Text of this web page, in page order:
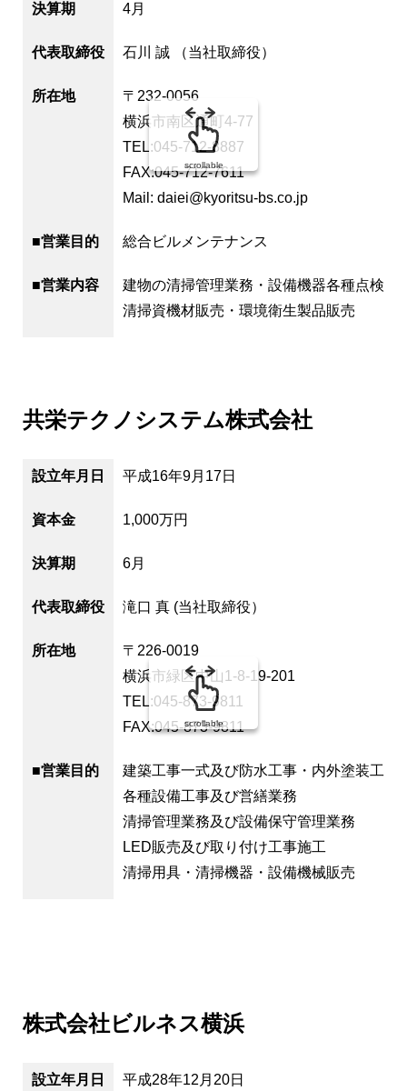
決算期 4月
代表取締役 石川 誠 （当社取締役）
所在地
〒232-0056
横浜市南区通町4-77
TEL:045-712-8887
FAX:045-712-7611
Mail: daiei@kyoritsu-bs.co.jp
■営業目的 総合ビルメンテナンス
■営業内容
建物の清掃管理業務・設備機器各種点検業
清掃資機材販売・環境衛生製品販売
scrollable
共栄テクノシステム株式会社
設立年月日 平成16年9月17日
資本金 1,000万円
決算期 6月
代表取締役 滝口 真 (当社取締役）
所在地
〒226-0019
横浜市緑区中山1-8-19-201
TEL:045-873-9811
FAX:045-873-9811
■営業目的
建築工事一式及び防水工事・内外塗装工事
各種設備工事及び営繕業務
清掃管理業務及び設備保守管理業務
LED販売及び取り付け工事施工
清掃用具・清掃機器・設備機械販売
scrollable
株式会社ビルネス横浜
設立年月日 平成28年12月20日